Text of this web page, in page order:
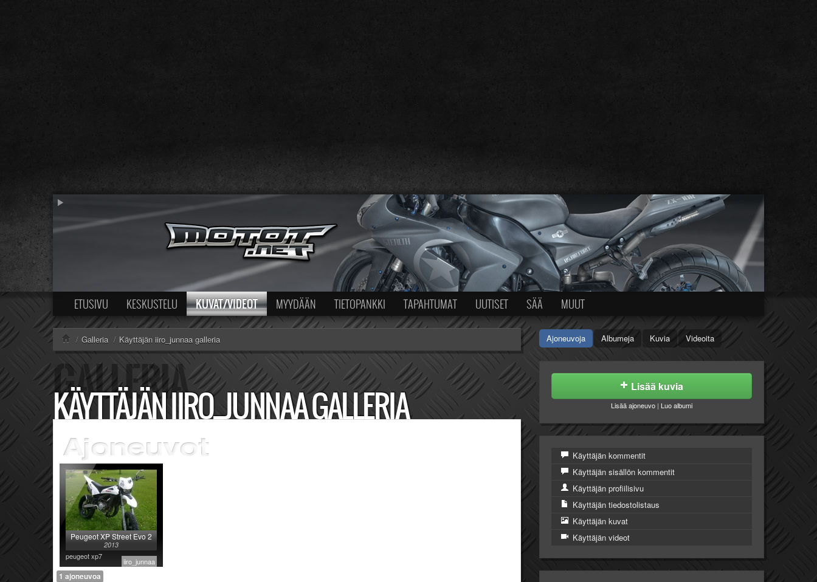
ETUSIVU KESKUSTELU KUVAT/VIDEOT MYYDÄÄN TIETOPANKKI TAPAHTUMAT UUTISET SÄÄ MUUT
/ Galleria / Käyttäjän iiro_junnaa galleria
KÄYTTÄJÄN IIRO_JUNNAA GALLERIA
Peugeot XP Street Evo 2
2013
peugeot xp7
iiro_junnaa
1 ajoneuvoa
Ajoneuvoja Albumeja Kuvia Videoita
Lisää kuvia
Lisää ajoneuvo | Luo albumi
Käyttäjän kommentit
Käyttäjän sisällön kommentit
Käyttäjän profiilisivu
Käyttäjän tiedostolistaus
Käyttäjän kuvat
Käyttäjän videot